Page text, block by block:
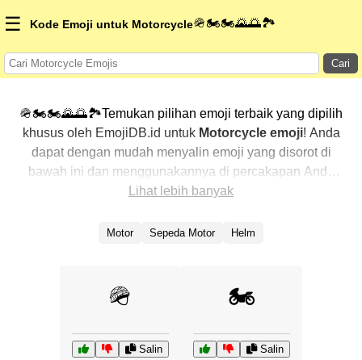
☰ Kode Emoji untuk Motorcycle🪖🏍️🏍️🌄🌅🏞️
Cari
🪖🏍️🏍️🌄🌅🏞️Temukan pilihan emoji terbaik yang dipilih
khusus oleh EmojiDB.id untuk Motorcycle emoji! Anda
dapat dengan mudah menyalin emoji yang disorot di
bawah ini dan menggunakannya di percakapan Anda
untuk menambahkan sentuhan pribadi. Kami telah
yang paling populer terlebih dahulu. Ingin lebih banyak
Lihat lebih banyak
Motor Sepeda Motor Helm
🪖
Salin
🏍️
Salin